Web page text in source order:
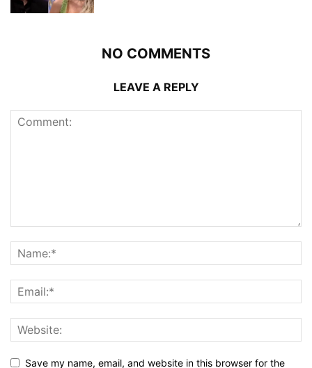
NO COMMENTS
LEAVE A REPLY
Save my name, email, and website in this browser for the